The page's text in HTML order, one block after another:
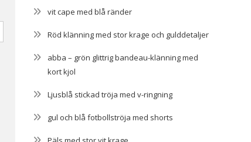
vit cape med blå ränder
Röd klänning med stor krage och gulddetaljer
abba – grön glittrig bandeau-klänning med
kort kjol
Ljusblå stickad tröja med v-ringning
gul och blå fotbollströja med shorts